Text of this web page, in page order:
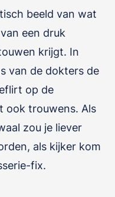
beeld van wat
een druk
krijgt. In
van de dokters de
op de
ook trouwens. Als
zou je liever
als kijker kom
fix.